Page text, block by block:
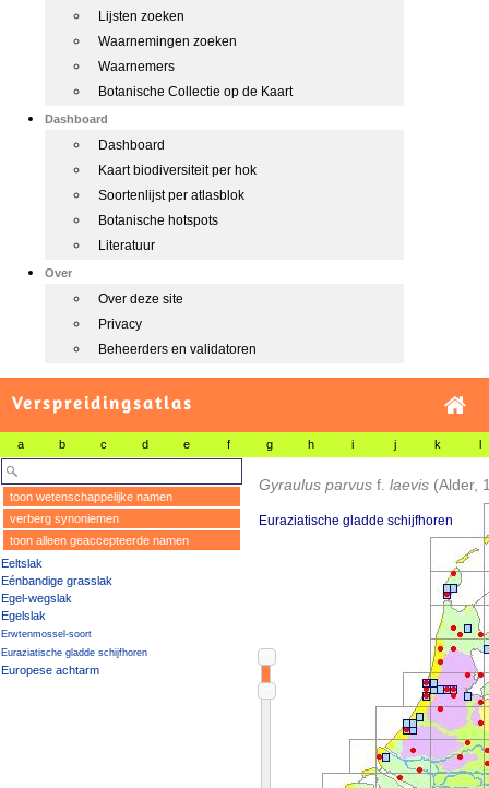
Lijsten zoeken
Waarnemingen zoeken
Waarnemers
Botanische Collectie op de Kaart
Dashboard
Dashboard
Kaart biodiversiteit per hok
Soortenlijst per atlasblok
Botanische hotspots
Literatuur
Over
Over deze site
Privacy
Beheerders en validatoren
Verspreidingsatlas
a b c d e f g h i j k l
toon wetenschappelijke namen
verberg synoniemen
toon alleen geaccepteerde namen
Eeltslak
Eénbandige grasslak
Egel-wegslak
Egelslak
Erwtenmossel-soort
Euraziatische gladde schijfhoren
Europese achtarm
Gyraulus parvus f. laevis (Alder,
Euraziatische gladde schijfhoren